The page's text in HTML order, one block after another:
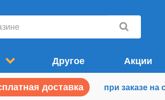
Другое Акции
доставка при заказе на